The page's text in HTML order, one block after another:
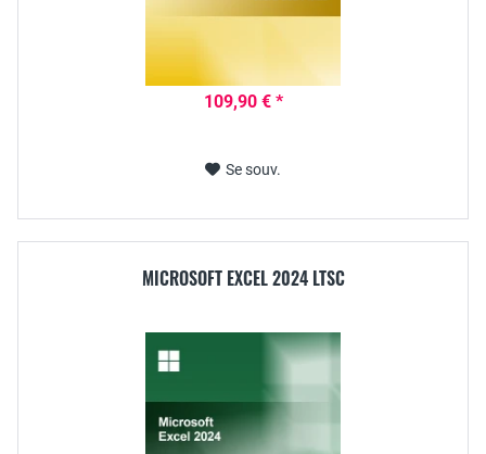
109,90 € *
Se souv.
MICROSOFT EXCEL 2024 LTSC